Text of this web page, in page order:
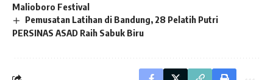
Malioboro Festival
Pemusatan Latihan di Bandung, 28 Pelatih Putri
PERSINAS ASAD Raih Sabuk Biru